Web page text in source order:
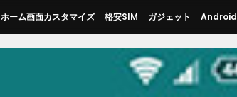
ホーム画面カスタマイズ 格安SIM ガジェット Android